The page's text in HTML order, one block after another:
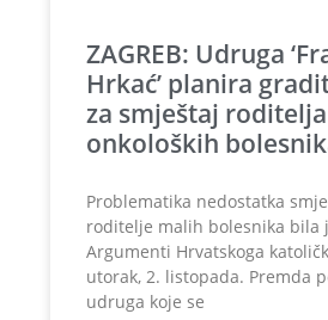
ZAGREB: Udruga
Hrkać’ planira
za smještaj roditelja
onkoloških
Problematika nedostatka
roditelje malih bolesnika bila
Argumenti Hrvatskoga
utorak, 2. listopada. Premda
udruga koje se